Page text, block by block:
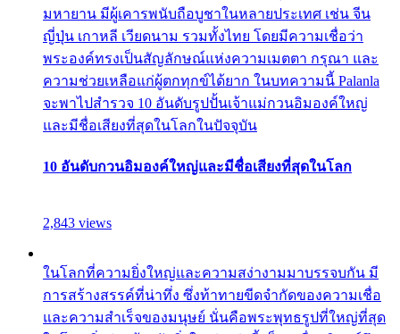
มหายาน มีผู้เคารพนับถือบูชาในหลายประเทศ เช่น จีน
ญี่ปุ่น เกาหลี เวียดนาม รวมทั้งไทย โดยมีความเชื่อว่า
พระองค์ทรงเป็นสัญลักษณ์แห่งความเมตตา กรุณา และ
ความช่วยเหลือแก่ผู้ตกทุกข์ได้ยาก ในบทความนี้ Palanla
จะพาไปสำรวจ 10 อันดับรูปปั้นเจ้าแม่กวนอิมองค์ใหญ่
และมีชื่อเสียงที่สุดในโลกในปัจจุบัน
10 อันดับกวนอิมองค์ใหญ่และมีชื่อเสียงที่สุดในโลก
2,843 views
ในโลกที่ความยิ่งใหญ่และความสง่างามมาบรรจบกัน มี
การสร้างสรรค์ที่น่าทึ่ง ซึ่งท้าทายขีดจำกัดของความเชื่อ
และความสำเร็จของมนุษย์ นั่นคือพระพุทธรูปที่ใหญ่ที่สุด